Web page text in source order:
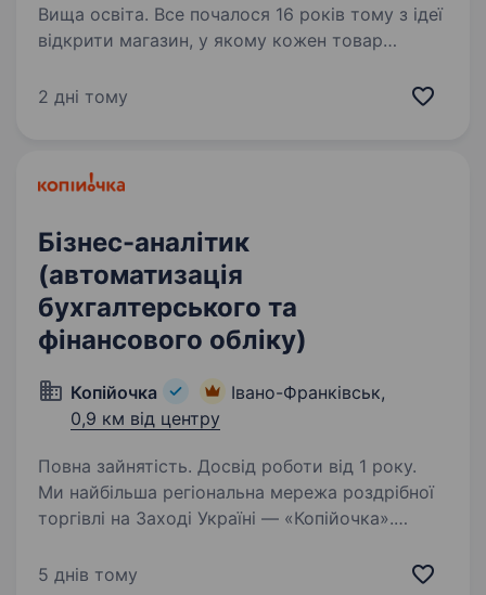
Вища освіта. Все почалося 16 років тому з ідеї
відкрити магазин, у якому кожен товар
враження. Зараз мережа «Копійочка» налічує
2 дні тому
Бізнес-аналітик
(автоматизація
бухгалтерського та
фінансового обліку)
Копійочка
Івано-Франківськ,
0,9 км від центру
Повна зайнятість. Досвід роботи від 1 року.
Ми найбільша регіональна мережа роздрібної
торгівлі на Заході Україні — «Копійочка».
понад 450 магазинів! В IT-департаменті
5 днів тому